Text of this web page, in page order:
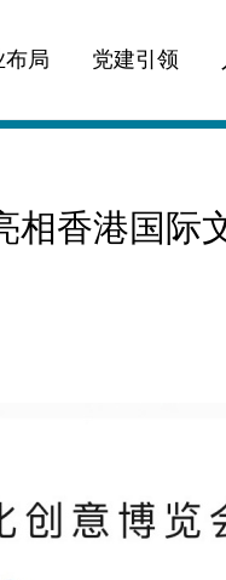
布局 党建引领
相香港国际